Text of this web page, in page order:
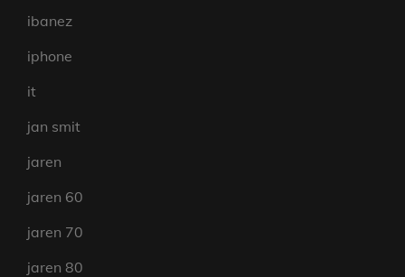
ibanez
iphone
it
jan smit
jaren
jaren 60
jaren 70
jaren 80